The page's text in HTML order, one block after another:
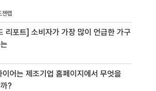
젠랩
리포트] 소비자가 가장 많이 언급한 가구
이어는 제조기업 홈페이지에서 무엇을
?